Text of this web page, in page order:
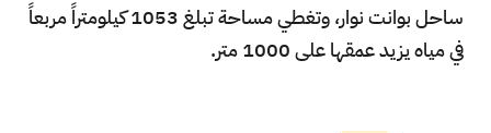
ساحل بوانت نوار، وتغطي مساحة تبلغ 1053 كيلومتراً مربعاً
في مياه يزيد عمقها على 1000 متر.